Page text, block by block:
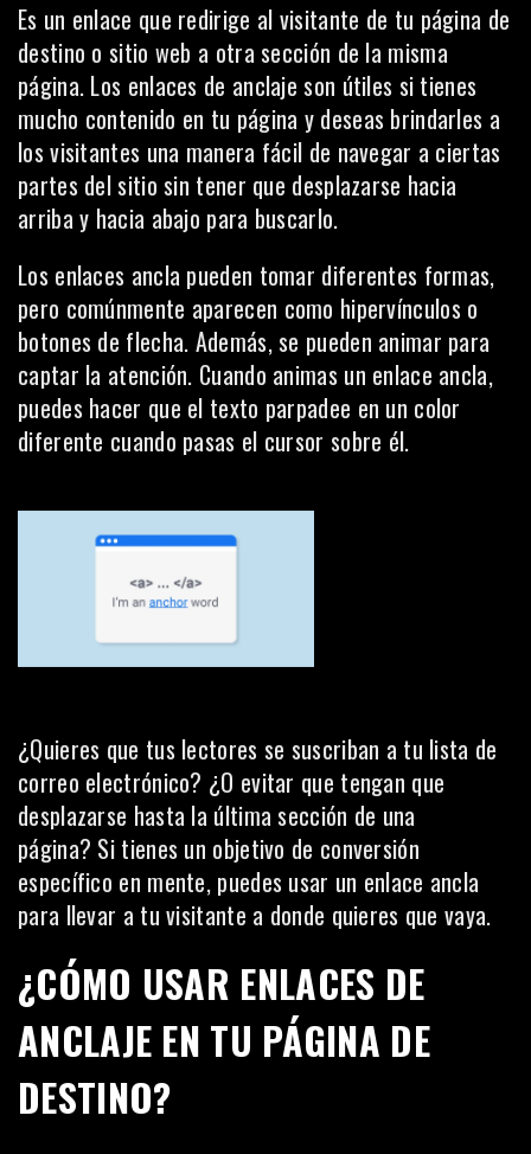
Es un enlace que redirige al visitante de tu página de
destino o sitio web a otra sección de la misma
página. Los enlaces de anclaje son útiles si tienes
mucho contenido en tu página y deseas brindarles a
los visitantes una manera fácil de navegar a ciertas
partes del sitio sin tener que desplazarse hacia
arriba y hacia abajo para buscarlo.
Los enlaces ancla pueden tomar diferentes formas,
pero comúnmente aparecen como hipervínculos o
botones de flecha. Además, se pueden animar para
captar la atención. Cuando animas un enlace ancla,
puedes hacer que el texto parpadee en un color
diferente cuando pasas el cursor sobre él.
¿Quieres que tus lectores se suscriban a tu lista de
correo electrónico? ¿O evitar que tengan que
desplazarse hasta la última sección de una
página? Si tienes un objetivo de conversión
específico en mente, puedes usar un enlace ancla
para llevar a tu visitante a donde quieres que vaya.
¿CÓMO USAR ENLACES DE
ANCLAJE EN TU PÁGINA DE
DESTINO?